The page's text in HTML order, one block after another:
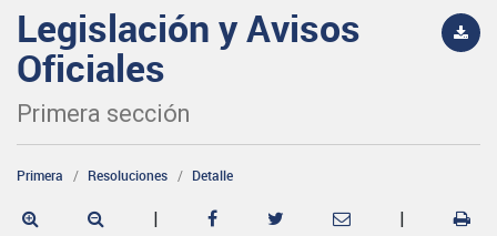
Legislación y Avisos
Oficiales
Primera sección
Primera Resoluciones Detalle
| |